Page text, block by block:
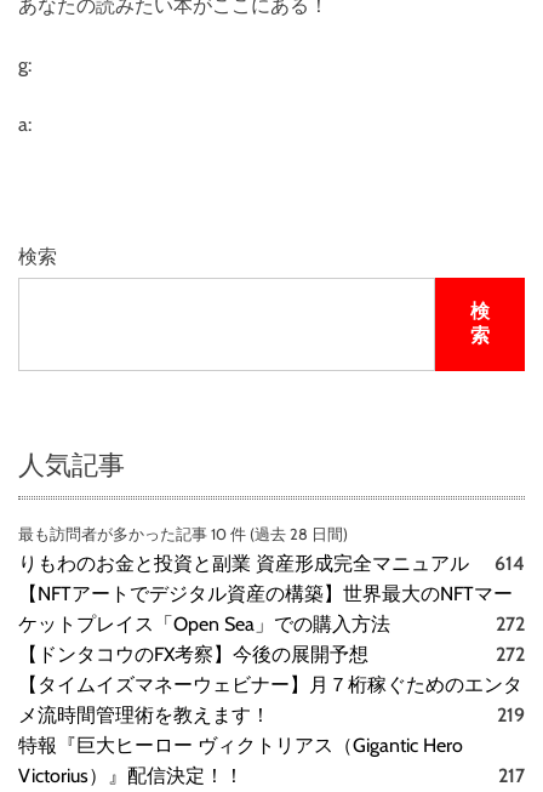
あなたの読みたい本がここにある！
g:
a:
検索
検
索
人気記事
最も訪問者が多かった記事 10 件 (過去 28 日間)
りもわのお金と投資と副業 資産形成完全マニュアル
614
【NFTアートでデジタル資産の構築】世界最大のNFTマー
ケットプレイス「Open Sea」での購入方法
272
【ドンタコウのFX考察】今後の展開予想
272
【タイムイズマネーウェビナー】月７桁稼ぐためのエンタ
メ流時間管理術を教えます！
219
特報『巨大ヒーロー ヴィクトリアス（Gigantic Hero
Victorius）』配信決定！！
217